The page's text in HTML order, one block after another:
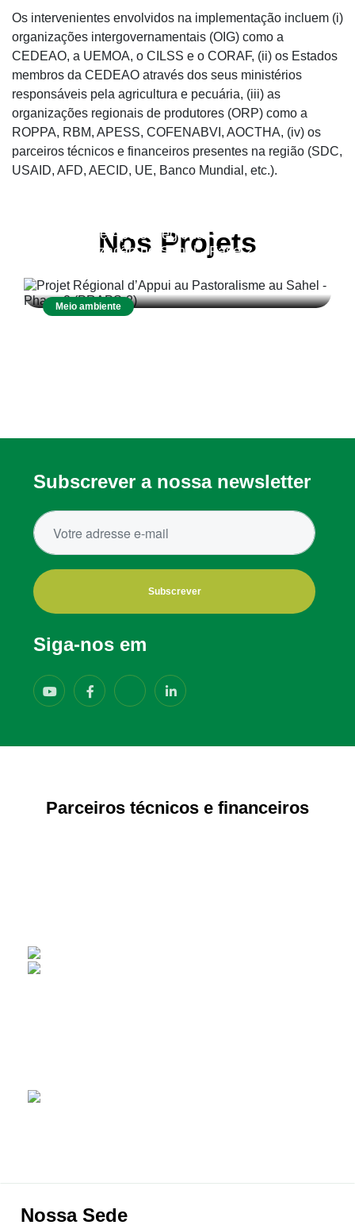
Os intervenientes envolvidos na implementação incluem (i)
organizações intergovernamentais (OIG) como a
CEDEAO, a UEMOA, o CILSS e o CORAF, (ii) os Estados
membros da CEDEAO através dos seus ministérios
responsáveis pela agricultura e pecuária, (iii) as
organizações regionais de produtores (ORP) como a
ROPPA, RBM, APESS, COFENABVI, AOCTHA, (iv) os
parceiros técnicos e financeiros presentes na região (SDC,
USAID, AFD, AECID, UE, Banco Mundial, etc.).
Nos Projets
Meio ambiente
Projeto de Apoio Regional à
Pastoralização no Sahel - Fase 2
Subscrever a nossa newsletter
Subscrever
Siga-nos em
Parceiros técnicos e financeiros
Nossa Sede